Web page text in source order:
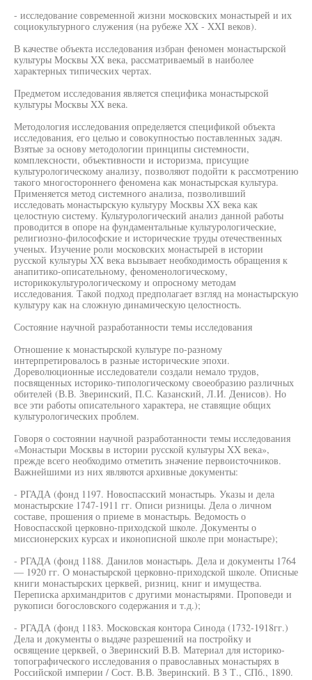
- исследование современной жизни московских монастырей и их
социокультурного служения (на рубеже XX - XXI веков).
В качестве объекта исследования избран феномен монастырской
культуры Москвы XX века, рассматриваемый в наиболее
характерных типических чертах.
Предметом исследования является специфика монастырской
культуры Москвы XX века.
Методология исследования определяется спецификой объекта
исследования, его целью и совокупностью поставленных задач.
Взятые за основу методологии принципы системности,
комплексности, объективности и историзма, присущие
культурологическому анализу, позволяют подойти к рассмотрению
такого многостороннего феномена как монастырская культура.
Применяется метод системного анализа, позволивший
исследовать монастырскую культуру Москвы XX века как
целостную систему. Культурологический анализ данной работы
проводится в опоре на фундаментальные культурологические,
религиозно-философские и исторические труды отечественных
ученых. Изучение роли московских монастырей в истории
русской культуры XX века вызывает необходимость обращения к
анапитико-описательному, феноменологическому,
историкокультурологическому и опросному методам
исследования. Такой подход предполагает взгляд на монастырскую
культуру как на сложную динамическую целостность.
Состояние научной разработанности темы исследования
Отношение к монастырской культуре по-разному
интерпретировалось в разные исторические эпохи.
Дореволюционные исследователи создали немало трудов,
посвященных историко-типологическому своеобразию различных
обителей (В.В. Зверинский, П.С. Казанский, Л.И. Денисов). Но
все эти работы описательного характера, не ставящие общих
культурологических проблем.
Говоря о состоянии научной разработанности темы исследования
«Монастыри Москвы в истории русской культуры XX века»,
прежде всего необходимо отметить значение первоисточников.
Важнейшими из них являются архивные документы:
- РГАДА (фонд 1197. Новоспасский монастырь. Указы и дела
монастырские 1747-1911 гг. Описи ризницы. Дела о личном
составе, прошения о приеме в монастырь. Ведомость о
Новоспасской церковно-приходской школе. Документы о
миссионерских курсах и иконописной школе при монастыре);
- РГАДА (фонд 1188. Данилов монастырь. Дела и документы 1764
— 1920 гг. О монастырской церковно-приходской школе. Описные
книги монастырских церквей, ризниц, книг и имущества.
Переписка архимандритов с другими монастырями. Проповеди и
рукописи богословского содержания и т.д.);
- РГАДА (фонд 1183. Московская контора Синода (1732-1918гг.)
Дела и документы о выдаче разрешений на постройку и
освящение церквей, о Зверинский В.В. Материал для историко-
топографического исследования о православных монастырях в
Российской империи / Сост. В.В. Зверинский. В 3 Т., СПб., 1890.